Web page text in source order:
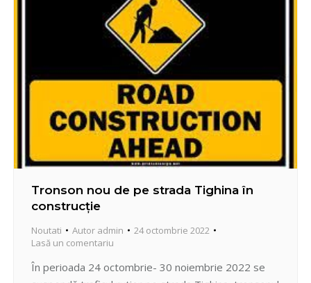
Tronson nou de pe strada Tighina în
construcție
Noutati Autor admin
24 octombrie 2022
Lasă un comentariu
În perioada 24 octombrie- 30 noiembrie 2022 se